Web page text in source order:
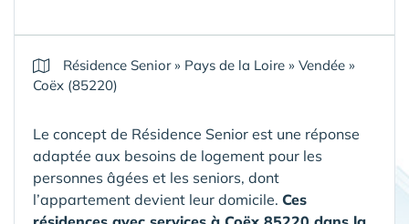
Résidence Senior» Pays de la Loire » Vendée »
Coëx (85220)
Le concept de Résidence Senior est une réponse
adaptée aux besoins de logement pour les
personnes âgées et les seniors, dont
l’appartement devient leur domicile. Ces